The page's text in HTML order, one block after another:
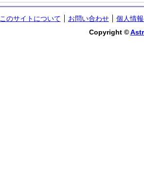
このサイトについて お問い合わせ
個人情
Copyright ©